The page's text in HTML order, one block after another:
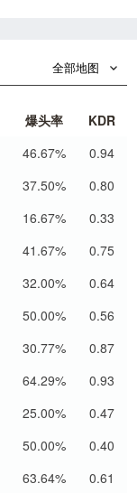
全部地图
爆头率
KDR
46.67%
0.94
37.50%
0.80
16.67%
0.33
41.67%
0.75
32.00%
0.64
50.00%
0.56
30.77%
0.87
64.29%
0.93
25.00%
0.47
50.00%
0.40
63.64%
0.61